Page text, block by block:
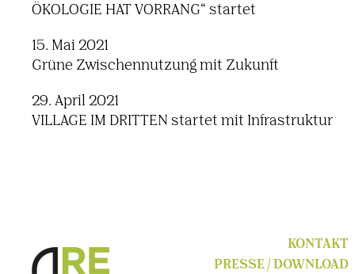
ÖKOLOGIE HAT VORRANG“ startet
15. Mai 2021
Grüne Zwischennutzung mit Zukunft
29. April 2021
VILLAGE IM DRITTEN startet mit Infrastruktur
KONTAKT
PRESSE / DOWNLOAD